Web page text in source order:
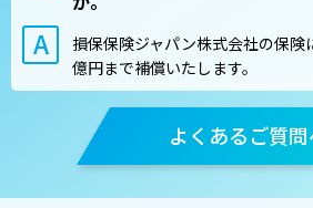
損保保険ジャパン株式会社の保険
億円まで補償いたします。
よくあるご質